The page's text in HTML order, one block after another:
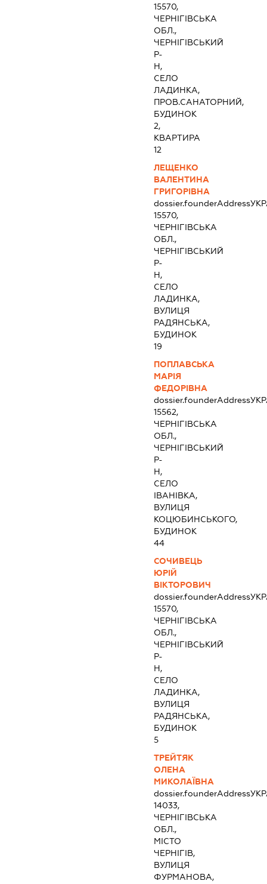
15570,
ЧЕРНІГІВСЬКА
ОБЛ.,
ЧЕРНІГІВСЬКИЙ
Р-
Н,
СЕЛО
ЛАДИНКА,
ПРОВ.САНАТОРНИЙ,
БУДИНОК
2,
КВАРТИРА
12
ЛЕЩЕНКО
ВАЛЕНТИНА
ГРИГОРІВНА
dossier.founderAddress
15570,
ЧЕРНІГІВСЬКА
ОБЛ.,
ЧЕРНІГІВСЬКИЙ
Р-
Н,
СЕЛО
ЛАДИНКА,
ВУЛИЦЯ
РАДЯНСЬКА,
БУДИНОК
19
ПОПЛАВСЬКА
МАРІЯ
ФЕДОРІВНА
dossier.founderAddress
15562,
ЧЕРНІГІВСЬКА
ОБЛ.,
ЧЕРНІГІВСЬКИЙ
Р-
Н,
СЕЛО
ІВАНІВКА,
ВУЛИЦЯ
КОЦЮБИНСЬКОГО,
БУДИНОК
44
СОЧИВЕЦЬ
ЮРІЙ
ВІКТОРОВИЧ
dossier.founderAddress
15570,
ЧЕРНІГІВСЬКА
ОБЛ.,
ЧЕРНІГІВСЬКИЙ
Р-
Н,
СЕЛО
ЛАДИНКА,
ВУЛИЦЯ
РАДЯНСЬКА,
БУДИНОК
5
ТРЕЙТЯК
ОЛЕНА
МИКОЛАЇВНА
dossier.founderAddress
14033,
ЧЕРНІГІВСЬКА
ОБЛ.,
МІСТО
ЧЕРНІГІВ,
ВУЛИЦЯ
ФУРМАНОВА,